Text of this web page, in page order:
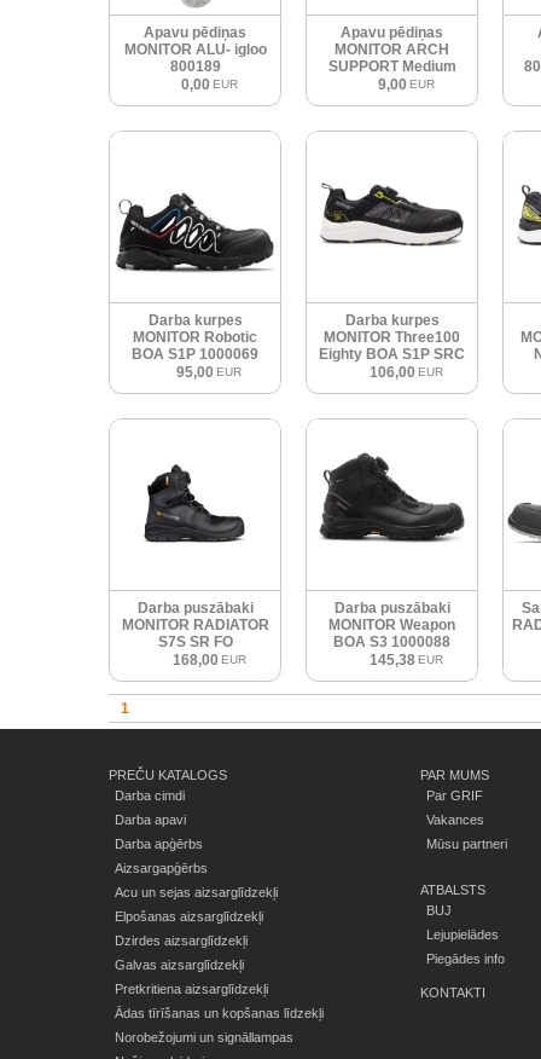
Apavu pēdiņas
MONITOR ALU- igloo
800189
0,00 EUR
Apavu pēdiņas
MONITOR ARCH
SUPPORT Medium
9,00 EUR
Darba kurpes
MONITOR Robotic
BOA S1P 1000069
95,00 EUR
Darba kurpes
MONITOR Three100
Eighty BOA S1P SRC
106,00 EUR
Darba puszābaki
MONITOR RADIATOR
S7S SR FO
168,00 EUR
Darba puszābaki
MONITOR Weapon
BOA S3 1000088
145,38 EUR
1
PREČU KATALOGS
Darba cimdi
Darba apavi
Darba apģērbs
Aizsargapģērbs
Acu un sejas aizsarglīdzekļi
Elpošanas aizsarglīdzekļi
Dzirdes aizsarglīdzekļi
Galvas aizsarglīdzekļi
Pretkritiena aizsarglīdzekļi
Ādas tīrīšanas un kopšanas līdzekļi
Norobežojumi un signāllampas
PAR MUMS
Par GRIF
Vakances
Mūsu partneri
ATBALSTS
BUJ
Lejupielādes
Piegādes info
KONTAKTI